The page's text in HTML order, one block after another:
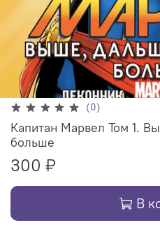
(0)
Капитан Марвел Том 1.
больше
300 ₽
В